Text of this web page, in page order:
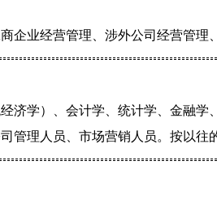
企业经营管理、涉外公司经营管理
济学）、会计学、统计学、金融
理人员、市场营销人员。按以往